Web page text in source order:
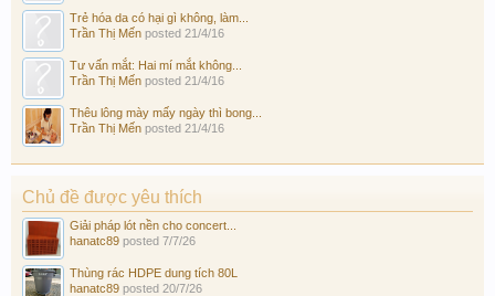
Trẻ hóa da có hại gì không, làm...
Trần Thị Mến posted 21/4/16
Tư vấn mắt: Hai mí mắt không...
Trần Thị Mến posted 21/4/16
Thêu lông mày mấy ngày thì bong...
Trần Thị Mến posted 21/4/16
Chủ đề được yêu thích
Giải pháp lót nền cho concert...
hanatc89 posted 7/7/26
Thùng rác HDPE dung tích 80L
hanatc89 posted 20/7/26